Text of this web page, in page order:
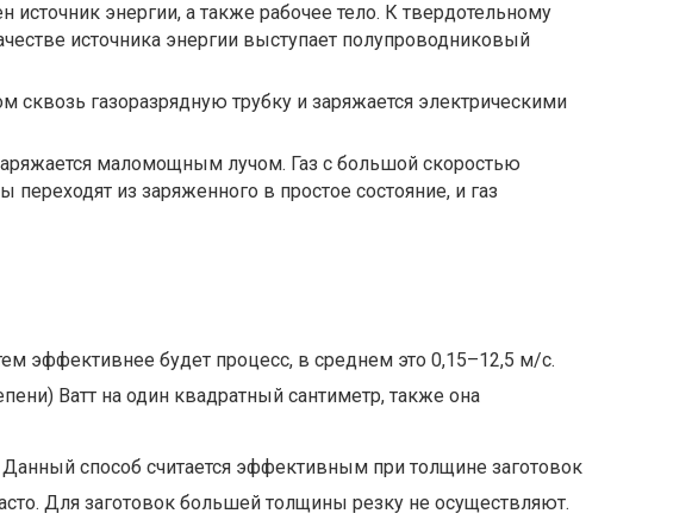
энергии, а также рабочее тело. К твердотельному
источника энергии выступает полупроводниковый
сквозь газоразрядную трубку и заряжается электрическими
маломощным лучом. Газ с большой скоростью
переходят из заряженного в простое состояние, и газ
эффективнее будет процесс, в среднем это 0,15–12,5 м/с.
Ватт на один квадратный сантиметр, также она
способ считается эффективным при толщине заготовок
Для заготовок большей толщины резку не осуществляют.